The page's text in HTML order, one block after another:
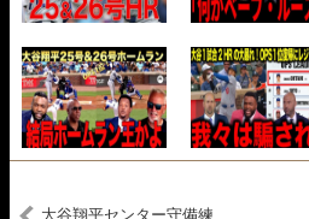
大谷翔平センター守備練